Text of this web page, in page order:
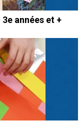
années et +